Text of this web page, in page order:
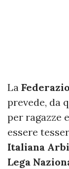
La
prevede, da
per ragazze
essere
Italiana
Lega